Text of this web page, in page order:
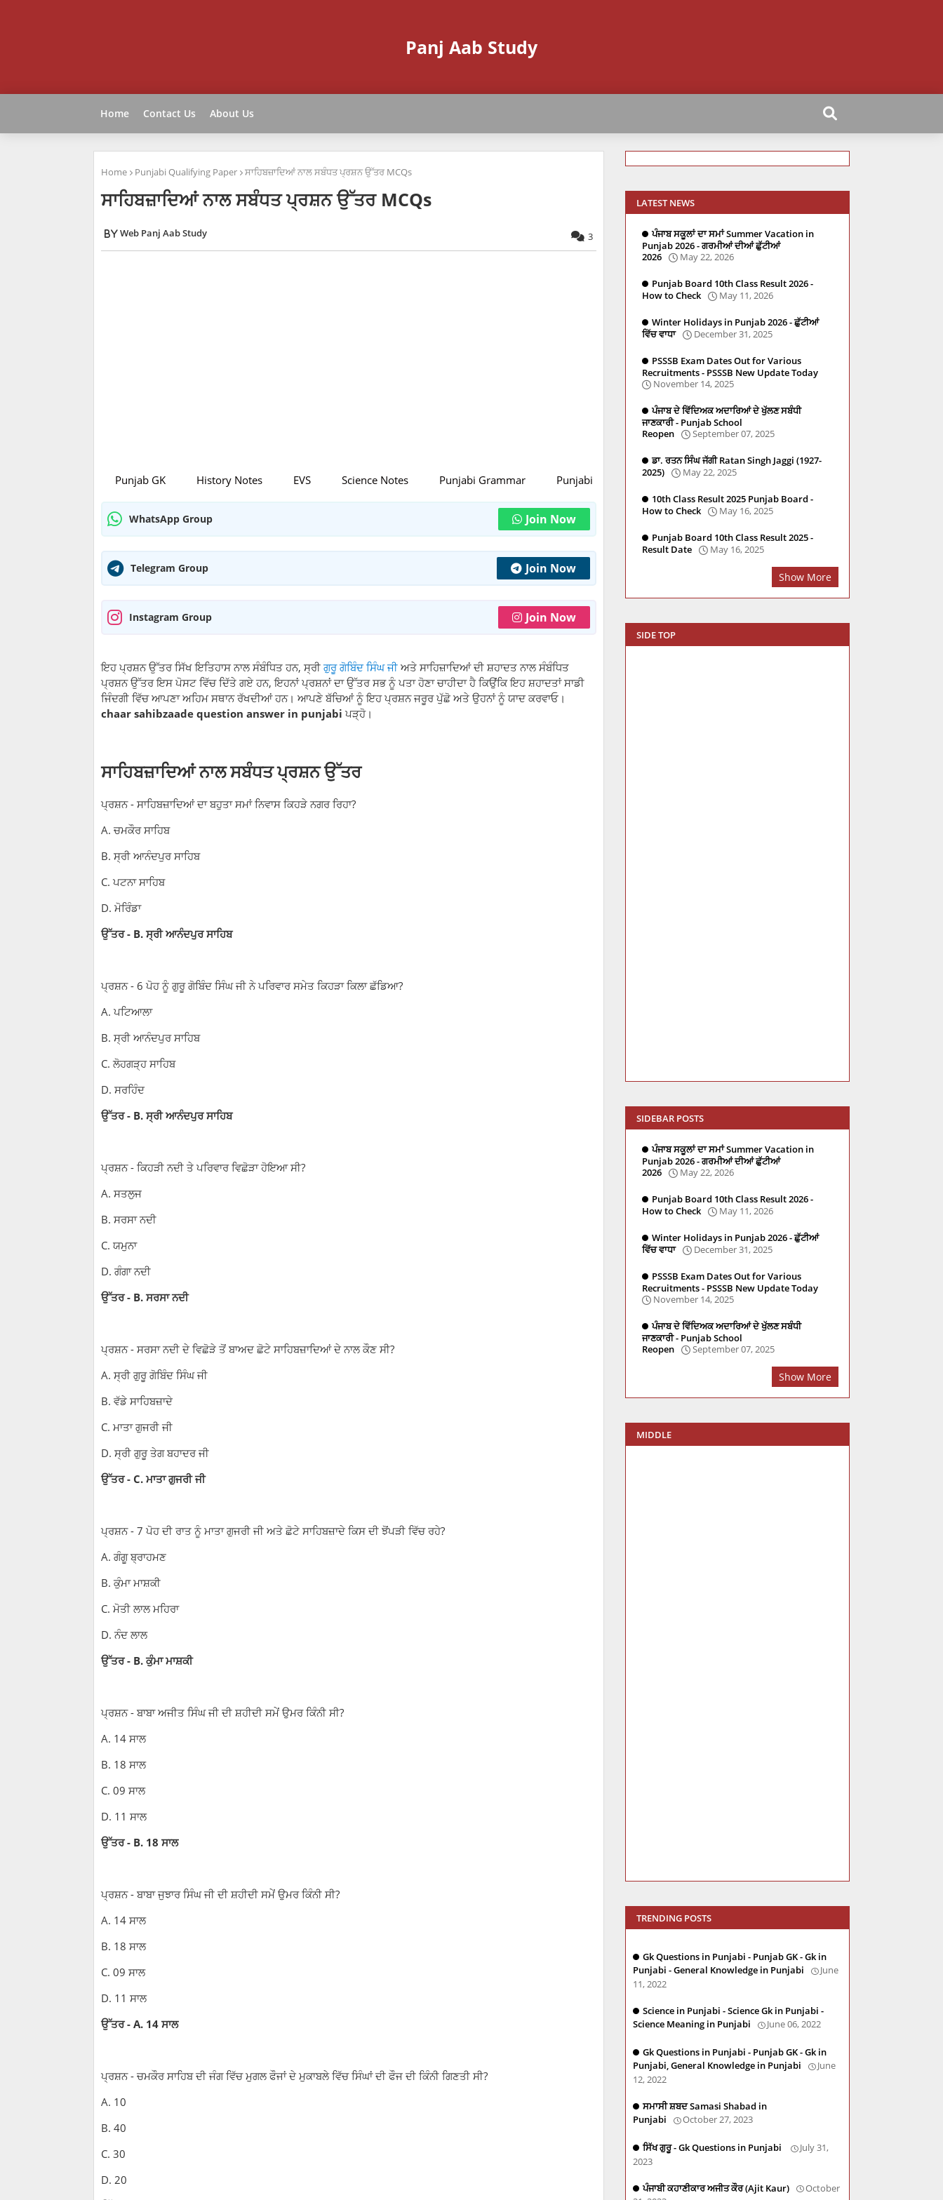
Panj Aab Study
Home Contact Us About Us
Home Punjabi Qualifying Paper ਸਾਹਿਬਜ਼ਾਦਿਆਂ ਨਾਲ ਸਬੰਧਤ ਪ੍ਰਸ਼ਨ ਉੱਤਰ MCQs
ਸਾਹਿਬਜ਼ਾਦਿਆਂ ਨਾਲ ਸਬੰਧਤ ਪ੍ਰਸ਼ਨ ਉੱਤਰ MCQs
Web Panj Aab Study 3
Punjab GK History Notes EVS Science Notes Punjabi Grammar Punjabi Litrature Social Studies
WhatsApp Group Join Now
Telegram Group Join Now
Instagram Group Join Now
ਇਹ ਪ੍ਰਸ਼ਨ ਉੱਤਰ ਸਿੱਖ ਇਤਿਹਾਸ ਨਾਲ ਸੰਬੰਧਿਤ ਹਨ, ਸ੍ਰੀ ਗੁਰੂ ਗੋਬਿੰਦ ਸਿੰਘ ਜੀ ਅਤੇ ਸਾਹਿਜ਼ਾਦਿਆਂ ਦੀ ਸ਼ਹਾਦਤ ਨਾਲ ਸੰਬੰਧਿਤ
ਪ੍ਰਸ਼ਨ ਉੱਤਰ ਇਸ ਪੋਸਟ ਵਿੱਚ ਦਿੱਤੇ ਗਏ ਹਨ, ਇਹਨਾਂ ਪ੍ਰਸ਼ਨਾਂ ਦਾ ਉੱਤਰ ਸਭ ਨੂੰ ਪਤਾ ਹੋਣਾ ਚਾਹੀਦਾ ਹੈ ਕਿਉਂਕਿ ਇਹ ਸ਼ਹਾਦਤਾਂ ਸਾਡੀ
ਜਿੰਦਗੀ ਵਿੱਚ ਆਪਣਾ ਅਹਿਮ ਸਥਾਨ ਰੱਖਦੀਆਂ ਹਨ। ਆਪਣੇ ਬੱਚਿਆਂ ਨੂੰ ਇਹ ਪ੍ਰਸ਼ਨ ਜਰੂਰ ਪੁੱਛੋ ਅਤੇ ਉਹਨਾਂ ਨੂੰ ਯਾਦ ਕਰਵਾਓ।
chaar sahibzaade question answer in punjabi ਪੜ੍ਹੋ।
ਸਾਹਿਬਜ਼ਾਦਿਆਂ ਨਾਲ ਸਬੰਧਤ ਪ੍ਰਸ਼ਨ ਉੱਤਰ
ਪ੍ਰਸ਼ਨ - ਸਾਹਿਬਜ਼ਾਦਿਆਂ ਦਾ ਬਹੁਤਾ ਸਮਾਂ ਨਿਵਾਸ ਕਿਹੜੇ ਨਗਰ ਰਿਹਾ?
A. ਚਮਕੌਰ ਸਾਹਿਬ
B. ਸ੍ਰੀ ਆਨੰਦਪੁਰ ਸਾਹਿਬ
C. ਪਟਨਾ ਸਾਹਿਬ
D. ਮੋਰਿੰਡਾ
ਉੱਤਰ - B. ਸ੍ਰੀ ਆਨੰਦਪੁਰ ਸਾਹਿਬ
ਪ੍ਰਸ਼ਨ - 6 ਪੋਹ ਨੂੰ ਗੁਰੂ ਗੋਬਿੰਦ ਸਿੰਘ ਜੀ ਨੇ ਪਰਿਵਾਰ ਸਮੇਤ ਕਿਹੜਾ ਕਿਲਾ ਛੱਡਿਆ?
A. ਪਟਿਆਲਾ
B. ਸ੍ਰੀ ਆਨੰਦਪੁਰ ਸਾਹਿਬ
C. ਲੋਹਗੜ੍ਹ ਸਾਹਿਬ
D. ਸਰਹਿੰਦ
ਉੱਤਰ - B. ਸ੍ਰੀ ਆਨੰਦਪੁਰ ਸਾਹਿਬ
ਪ੍ਰਸ਼ਨ - ਕਿਹੜੀ ਨਦੀ ਤੇ ਪਰਿਵਾਰ ਵਿਛੋੜਾ ਹੋਇਆ ਸੀ?
A. ਸਤਲੁਜ
B. ਸਰਸਾ ਨਦੀ
C. ਯਮੁਨਾ
D. ਗੰਗਾ ਨਦੀ
ਉੱਤਰ - B. ਸਰਸਾ ਨਦੀ
ਪ੍ਰਸ਼ਨ - ਸਰਸਾ ਨਦੀ ਦੇ ਵਿਛੋੜੇ ਤੋਂ ਬਾਅਦ ਛੋਟੇ ਸਾਹਿਬਜ਼ਾਦਿਆਂ ਦੇ ਨਾਲ ਕੌਣ ਸੀ?
A. ਸ੍ਰੀ ਗੁਰੂ ਗੋਬਿੰਦ ਸਿੰਘ ਜੀ
B. ਵੱਡੇ ਸਾਹਿਬਜ਼ਾਦੇ
C. ਮਾਤਾ ਗੁਜਰੀ ਜੀ
D. ਸ੍ਰੀ ਗੁਰੂ ਤੇਗ ਬਹਾਦਰ ਜੀ
ਉੱਤਰ - C. ਮਾਤਾ ਗੁਜਰੀ ਜੀ
ਪ੍ਰਸ਼ਨ - 7 ਪੋਹ ਦੀ ਰਾਤ ਨੂੰ ਮਾਤਾ ਗੁਜਰੀ ਜੀ ਅਤੇ ਛੋਟੇ ਸਾਹਿਬਜ਼ਾਦੇ ਕਿਸ ਦੀ ਝੋਂਪੜੀ ਵਿੱਚ ਰਹੇ?
A. ਗੰਗੂ ਬ੍ਰਾਹਮਣ
B. ਕੁੰਮਾ ਮਾਸ਼ਕੀ
C. ਮੋਤੀ ਲਾਲ ਮਹਿਰਾ
D. ਨੰਦ ਲਾਲ
ਉੱਤਰ - B. ਕੁੰਮਾ ਮਾਸ਼ਕੀ
ਪ੍ਰਸ਼ਨ - ਬਾਬਾ ਅਜੀਤ ਸਿੰਘ ਜੀ ਦੀ ਸ਼ਹੀਦੀ ਸਮੇਂ ਉਮਰ ਕਿੰਨੀ ਸੀ?
A. 14 ਸਾਲ
B. 18 ਸਾਲ
C. 09 ਸਾਲ
D. 11 ਸਾਲ
ਉੱਤਰ - B. 18 ਸਾਲ
ਪ੍ਰਸ਼ਨ - ਬਾਬਾ ਜੁਝਾਰ ਸਿੰਘ ਜੀ ਦੀ ਸ਼ਹੀਦੀ ਸਮੇਂ ਉਮਰ ਕਿੰਨੀ ਸੀ?
A. 14 ਸਾਲ
B. 18 ਸਾਲ
C. 09 ਸਾਲ
D. 11 ਸਾਲ
ਉੱਤਰ - A. 14 ਸਾਲ
ਪ੍ਰਸ਼ਨ - ਚਮਕੌਰ ਸਾਹਿਬ ਦੀ ਜੰਗ ਵਿੱਚ ਮੁਗਲ ਫੌਜਾਂ ਦੇ ਮੁਕਾਬਲੇ ਵਿੱਚ ਸਿੰਘਾਂ ਦੀ ਫੌਜ ਦੀ ਕਿੰਨੀ ਗਿਣਤੀ ਸੀ?
A. 10
B. 40
C. 30
D. 20
LATEST NEWS
ਪੰਜਾਬ ਸਕੂਲਾਂ ਦਾ ਸਮਾਂ Summer Vacation in
Punjab 2026 - ਗਰਮੀਆਂ ਦੀਆਂ ਛੁੱਟੀਆਂ
2026
May 22, 2026
Punjab Board 10th Class Result 2026 -
How to Check
May 11, 2026
Winter Holidays in Punjab 2026 - ਛੁੱਟੀਆਂ
ਵਿੱਚ ਵਾਧਾ
December 31, 2025
PSSSB Exam Dates Out for Various
Recruitments - PSSSB New Update Today
November 14, 2025
ਪੰਜਾਬ ਦੇ ਵਿੱਦਿਅਕ ਅਦਾਰਿਆਂ ਦੇ ਖੁੱਲਣ ਸਬੰਧੀ
ਜਾਣਕਾਰੀ - Punjab School
Reopen
September 07, 2025
ਡਾ. ਰਤਨ ਸਿੰਘ ਜੱਗੀ Ratan Singh Jaggi (1927-
2025)
May 22, 2025
10th Class Result 2025 Punjab Board -
How to Check
May 16, 2025
Punjab Board 10th Class Result 2025 -
Result Date
May 16, 2025
Show More
SIDE TOP
SIDEBAR POSTS
ਪੰਜਾਬ ਸਕੂਲਾਂ ਦਾ ਸਮਾਂ Summer Vacation in
Punjab 2026 - ਗਰਮੀਆਂ ਦੀਆਂ ਛੁੱਟੀਆਂ
2026
May 22, 2026
Punjab Board 10th Class Result 2026 -
How to Check
May 11, 2026
Winter Holidays in Punjab 2026 - ਛੁੱਟੀਆਂ
ਵਿੱਚ ਵਾਧਾ
December 31, 2025
PSSSB Exam Dates Out for Various
Recruitments - PSSSB New Update Today
November 14, 2025
ਪੰਜਾਬ ਦੇ ਵਿੱਦਿਅਕ ਅਦਾਰਿਆਂ ਦੇ ਖੁੱਲਣ ਸਬੰਧੀ
ਜਾਣਕਾਰੀ - Punjab School
Reopen
September 07, 2025
Show More
MIDDLE
TRENDING POSTS
Gk Questions in Punjabi - Punjab GK - Gk in
Punjabi - General Knowledge in Punjabi
June
11, 2022
Science in Punjabi - Science Gk in Punjabi -
Science Meaning in Punjabi
June 06, 2022
Gk Questions in Punjabi - Punjab GK - Gk in
Punjabi, General Knowledge in Punjabi
June
12, 2022
ਸਮਾਸੀ ਸ਼ਬਦ Samasi Shabad in
Punjabi
October 27, 2023
ਸਿੱਖ ਗੁਰੂ - Gk Questions in Punjabi
July 31,
2023
ਪੰਜਾਬੀ ਕਹਾਣੀਕਾਰ ਅਜੀਤ ਕੌਰ (Ajit Kaur)
October